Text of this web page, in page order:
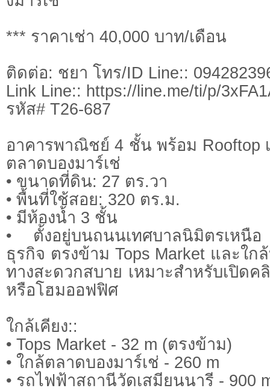
*** ราคาเช่า 40,000 บาท/เดือน
ติดต่อ: ชยา โทร/ID Line::
Link Line:: https://line.me/ti/p/
รหัส# T26-687
อาคารพาณิชย์ 4 ชั้น พร้อม Rooftop
ตลาดบองมาร์เช่
• ขนาดที่ดิน: 27 ตร.วา
• พื้นที่ใช้สอย: 320 ตร.ม.
• มีห้องน้ำ 3 ชั้น
• ตั้งอยู่บนถนนเทศบาลนิมิตรเหนือ
ธุรกิจ ตรงข้าม Tops Market และใก
ทางสะดวกสบาย เหมาะสำหรับเปิด
หรือโฮมออฟฟิศ
ใกล้เคียง::
• Tops Market - 32 m (ตรงข้าม)
• ใกล้ตลาดบองมาร์เช่ - 260 m
• รถไฟฟ้าสถานีวัดเสมียนนารี - 900